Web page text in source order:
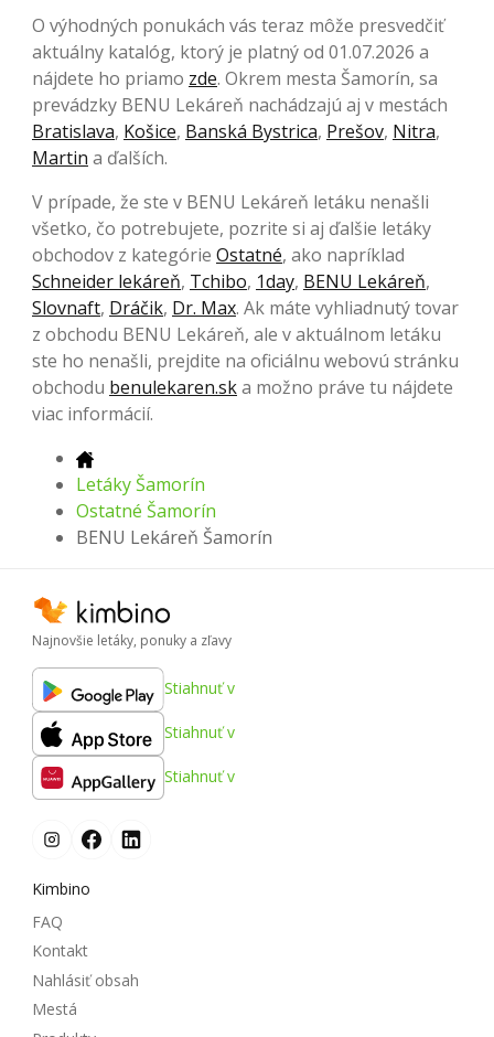
O výhodných ponukách vás teraz môže presvedčiť
aktuálny katalóg, ktorý je platný od 01.07.2026 a
nájdete ho priamo zde. Okrem mesta Šamorín, sa
prevádzky BENU Lekáreň nachádzajú aj v mestách
Bratislava, Košice, Banská Bystrica, Prešov, Nitra,
Martin a ďalších.
V prípade, že ste v BENU Lekáreň letáku nenašli
všetko, čo potrebujete, pozrite si aj ďalšie letáky
obchodov z kategórie Ostatné, ako napríklad
Schneider lekáreň, Tchibo, 1day, BENU Lekáreň,
Slovnaft, Dráčik, Dr. Max. Ak máte vyhliadnutý tovar
z obchodu BENU Lekáreň, ale v aktuálnom letáku
ste ho nenašli, prejdite na oficiálnu webovú stránku
obchodu benulekaren.ska možno práve tu nájdete
viac informácií.
Letáky Šamorín
Ostatné Šamorín
BENU Lekáreň Šamorín
Najnovšie letáky, ponuky a zľavy
Stiahnuť v
Stiahnuť v
Stiahnuť v
Kimbino
FAQ
Kontakt
Nahlásiť obsah
Mestá